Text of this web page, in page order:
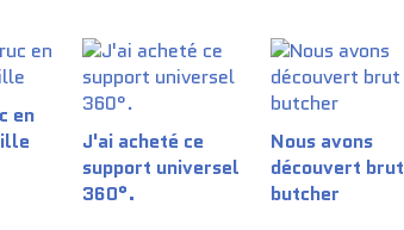
en
J'ai acheté ce
support universel
360°.
Nous avons
découvert brut
butcher